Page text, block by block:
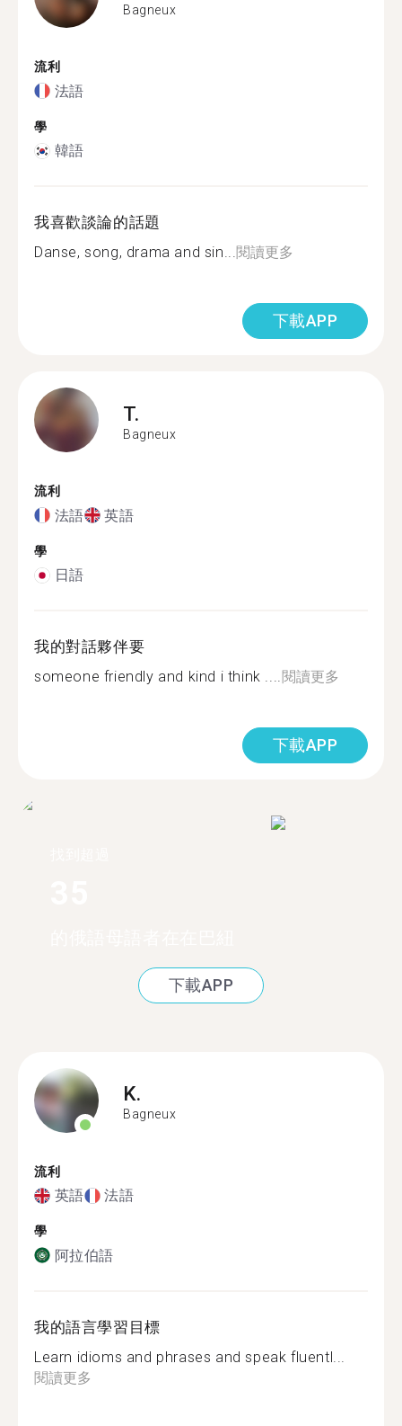
Bagneux
流利
法語
學
韓語
我喜歡談論的話題
Danse, song, drama and sin...閱讀更多
下載APP
T.
Bagneux
流利
法語 英語
學
日語
我的對話夥伴要
someone friendly and kind i think ....閱讀更多
下載APP
下載APP
K.
Bagneux
流利
英語 法語
學
阿拉伯語
我的語言學習目標
Learn idioms and phrases and speak fluentl...
閱讀更多